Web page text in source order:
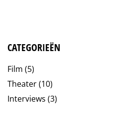
CATEGORIEËN
Film (5)
Theater(10)
Interviews (3)